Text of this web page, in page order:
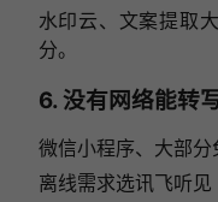
水印云、文案提取
分。
6. 没有网络能转
微信小程序、大部分
离线需求选讯飞听见